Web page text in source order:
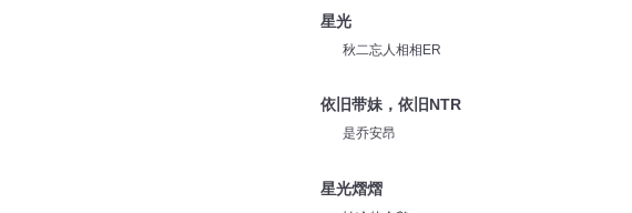
星光
秋二忘人相相ER
依旧带妹，依旧NTR
是乔安昂
星光熠熠